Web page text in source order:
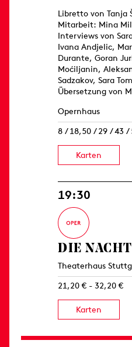
Libretto von Tanja
Mitarbeit: Mina
Interviews von
Ivana Andjelic,
Durante, Goran
Moćiljanin,
Sadzakov, Sara
Übersetzung von
Opernhaus
8 / 18,50 / 29 / 43 /
Karten
19:30
DIE
Theaterhaus
21,20 € - 32,20 €
Karten